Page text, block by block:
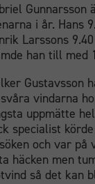
i år. Hans
Larssons
han till med
Gustavsson
vindarna
uppmätte
specialist
och var på
häcken men
så det kan